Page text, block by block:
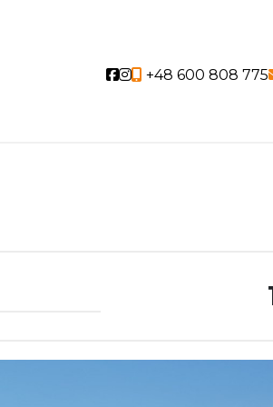
Social link
Social link
+48 600 808 775